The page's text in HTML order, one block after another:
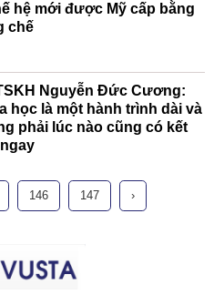
hệ mới được Mỹ cấp bằng
chế
Nguyễn Đức Cương:
học là một hành trình dài và
phải lúc nào cũng có kết
146 147 ›